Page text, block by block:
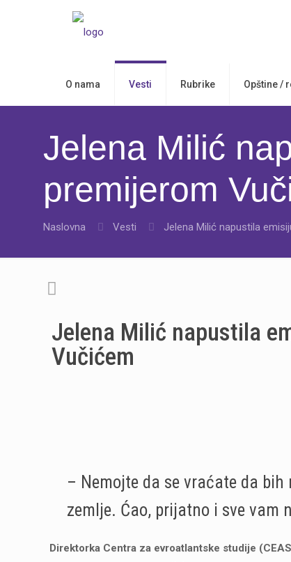
O nama Vesti Rubrike Opštine /
Jelena Milić
premijerom
Naslovna Vesti Jelena Milić napustila
Jelena Milić napustila
Vučićem
– Nemojte da se vraćate da
zemlje. Ćao, prijatno i sve vam
Direktorka Centra za evroatlantske studije